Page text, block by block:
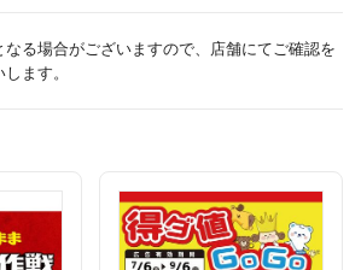
なる場合がございますので、店舗にてご確認を
ます。